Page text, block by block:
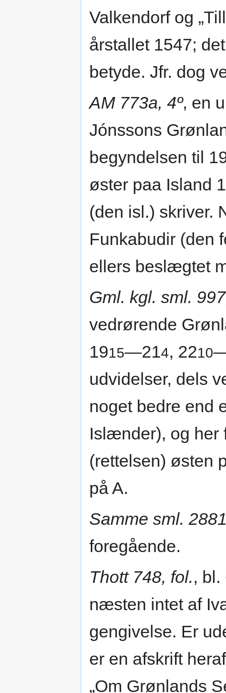
Valkendorf og
årstallet 1547;
betyde. Jfr. dog
AM 773a, 4º, en
Jónssons
begyndelsen til
øster paa Island
(den isl.) skriver.
Funkabudir (den
ellers beslægtet
Gml. kgl. sml.
vedrørende
1915—214, 2210
udvidelser, dels
noget bedre end
Islænder), og her
(rettelsen) østen
på A.
Samme sml.
foregående.
Thott 748, fol.,
næsten intet af
gengivelse. Er
er en afskrift
„Om Grønlands